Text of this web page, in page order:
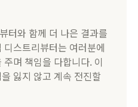
터와 함께 더 나은 결과를
스트리뷰터는 여러분에
며 책임을 다합니다. 이
잃지 않고 계속 전진할